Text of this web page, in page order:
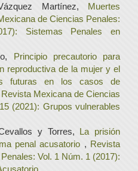
Martínez, Muertes
de Ciencias Penales:
Sistemas Penales en
Principio precautorio para
reproductiva de la mujer y el
futuras en los casos de
Revista Mexicana de Ciencias
(2021): Grupos vulnerables
y Torres, La prisión
penal acusatorio , Revista
Vol. 1 Núm. 1 (2017):